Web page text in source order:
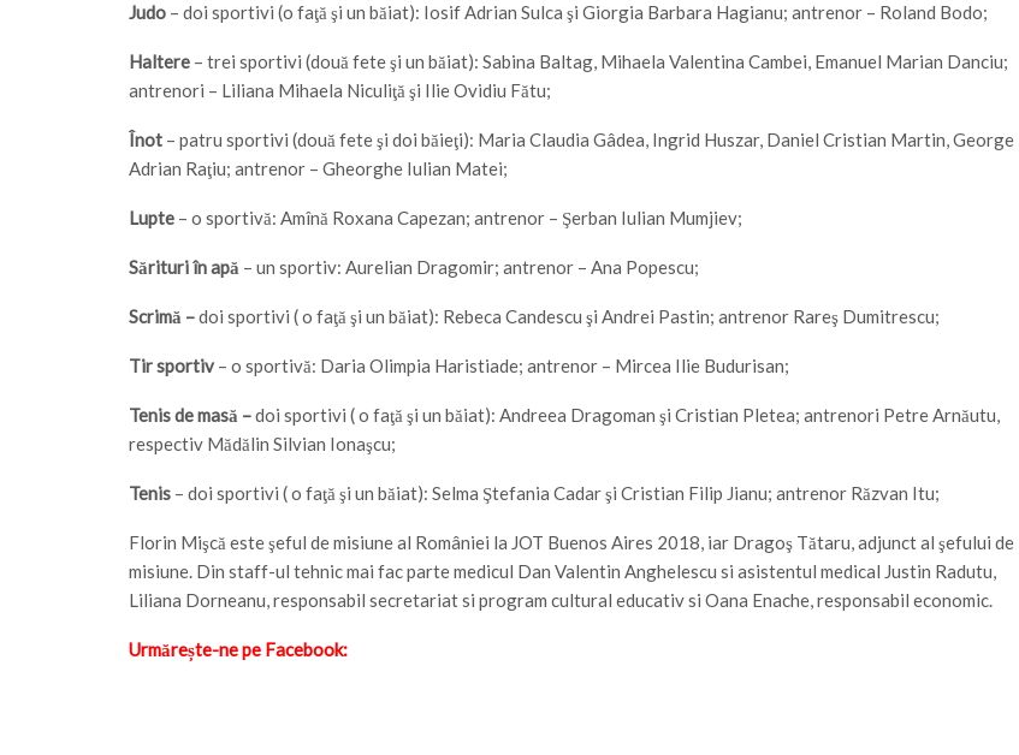
Judo – doi sportivi (o faţă şi un băiat): Iosif Adrian Sulca şi Giorgia Barbara Hagianu; antrenor – Roland Bodo;
Haltere – trei sportivi (două fete şi un băiat): Sabina Baltag, Mihaela Valentina Cambei, Emanuel Marian Danciu;
antrenori – Liliana Mihaela Niculiţă şi Ilie Ovidiu Fătu;
Înot – patru sportivi (două fete şi doi băieţi): Maria Claudia Gâdea, Ingrid Huszar, Daniel Cristian Martin, George
Adrian Raţiu; antrenor – Gheorghe Iulian Matei;
Lupte – o sportivă: Amînă Roxana Capezan; antrenor – Şerban Iulian Mumjiev;
Sărituri în apă – un sportiv: Aurelian Dragomir; antrenor – Ana Popescu;
Scrimă –doi sportivi ( o faţă şi un băiat): Rebeca Candescu şi Andrei Pastin; antrenor Rareş Dumitrescu;
Tir sportiv – o sportivă: Daria Olimpia Haristiade; antrenor – Mircea Ilie Budurisan;
Tenis de masă –doi sportivi ( o faţă şi un băiat): Andreea Dragoman şi Cristian Pletea; antrenori Petre Arnăutu,
respectiv Mădălin Silvian Ionaşcu;
Tenis – doi sportivi ( o faţă şi un băiat): Selma Ştefania Cadar şi Cristian Filip Jianu; antrenor Răzvan Itu;
Florin Mişcă este şeful de misiune al României la JOT Buenos Aires 2018, iar Dragoş Tătaru, adjunct al şefului de
misiune. Din staff-ul tehnic mai fac parte medicul Dan Valentin Anghelescu si asistentul medical Justin Radutu,
Liliana Dorneanu, responsabil secretariat si program cultural educativ si Oana Enache, responsabil economic.
Urmărește-ne pe Facebook: